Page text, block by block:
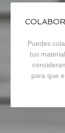
Puedes
tus
para que